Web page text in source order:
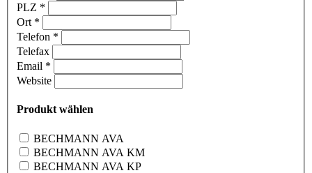
PLZ *
Ort *
Telefon *
Telefax
Email *
Website
Produkt wählen
BECHMANN AVA
BECHMANN AVA KM
BECHMANN AVA KP